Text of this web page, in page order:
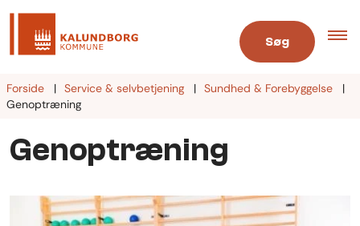
Søg
Forside Service & selvbetjening
Sundhed & Forebyggelse
Genoptræning
Genoptræning